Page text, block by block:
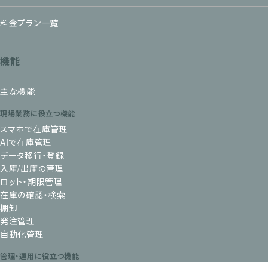
料金プラン一覧
機能
主な機能
現場業務に役立つ機能
スマホで在庫管理
AIで在庫管理
データ移行・登録
入庫/出庫の管理
ロット・期限管理
在庫の確認・検索
棚卸
発注管理
自動化管理
管理・運用に役立つ機能